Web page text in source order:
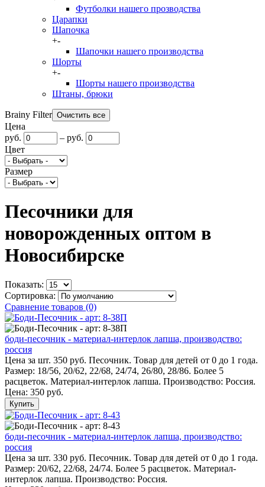
Футболки нашего прозводства
Царапки
Шапочка
+-
Шапочки нашего производства
Шорты
+-
Шорты нашего производства
Штаны, брюки
Brainy Filter
Цена
руб.
– руб.
Цвет
Размер
Песочники для
новорожденных оптом в
Новосибирске
Показать:
Сортировка:
Сравнение товаров (0)
боди-песочник - материал-интерлок лапша, производство:
россия
Цена за шт. 350 руб. Песочник. Товар для детей от 0 до 1 года.
Размер: 18/56, 20/62, 22/68, 24/74, 26/80, 28/86. Более 5
расцветок. Материал-интерлок лапша. Производство: Россия.
Цена: 350 руб.
Купить
боди-песочник - материал-интерлок лапша, производство:
россия
Цена за шт. 330 руб. Песочник. Товар для детей от 0 до 1 года.
Размер: 20/62, 22/68, 24/74. Более 5 расцветок. Материал-
интерлок лапша. Производство: Россия.